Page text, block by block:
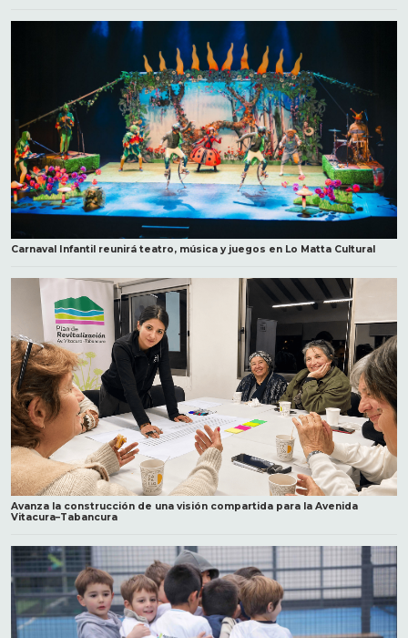
Carnaval Infantil reunirá teatro, música y juegos en Lo Matta Cultural
Avanza la construcción de una visión compartida para la Avenida
Vitacura–Tabancura